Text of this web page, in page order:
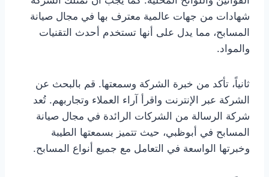
شهادات من جهات عالمية معترف بها في مجال صيانة
المسابح، مما يدل على أنها تستخدم أحدث التقنيات
والمواد.
ثانياً، تأكد من خبرة الشركة وسمعتها. قم بالبحث عن
الشركة عبر الإنترنت واقرأ آراء العملاء وتجاربهم. تُعد
شركة الرسالة من الشركات الرائدة في مجال صيانة
المسابح في أبوظبي، حيث تتميز بسمعتها الطيبة
وخبرتها الواسعة في التعامل مع جميع أنواع المسابح.